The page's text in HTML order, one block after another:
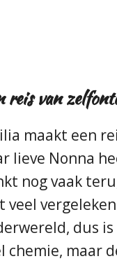
reis van
maakt een
lieve Nonna
nog vaak
veel
dus
chemie, maar